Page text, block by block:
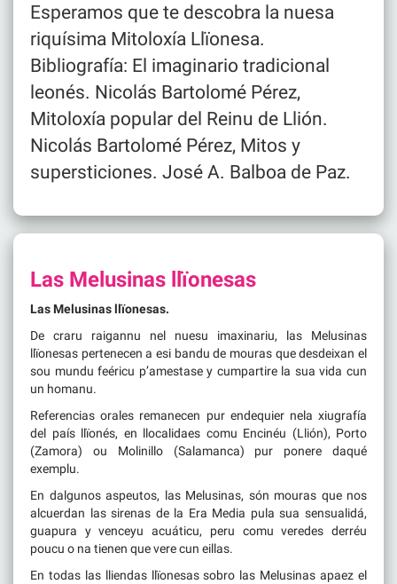
Esperamos que te descobra la nuesa
riquísima Mitoloxía Llïonesa.
Bibliografía: El imaginario tradicional
leonés. Nicolás Bartolomé Pérez,
Mitoloxía popular del Reinu de Llión.
Nicolás Bartolomé Pérez, Mitos y
supersticiones. José A. Balboa de Paz.
Las Melusinas llïonesas
Las Melusinas llïonesas.
De craru raigannu nel nuesu imaxinariu, las Melusinas
llïonesas pertenecen a esi bandu de mouras que desdeixan el
sou mundu feéricu p’amestase y cumpartire la sua vida cun
un homanu.
Referencias orales remanecen pur endequier nela xiugrafía
del país llïonés, en llocalidaes comu Encinéu (Llión), Porto
(Zamora) ou Molinillo (Salamanca) pur ponere daqué
exemplu.
En dalgunos aspeutos, las Melusinas, són mouras que nos
alcuerdan las sirenas de la Era Media pula sua sensualidá,
guapura y venceyu acuáticu, peru comu veredes derréu
poucu o na tienen que vere cun eillas.
En todas las lliendas llïonesas sobro las Melusinas apaez el